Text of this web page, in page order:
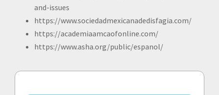
and-issues
https://www.sociedadmexicanadedisfagia.com/
https://academiaamcaofonline.com/
https://www.asha.org/public/espanol/